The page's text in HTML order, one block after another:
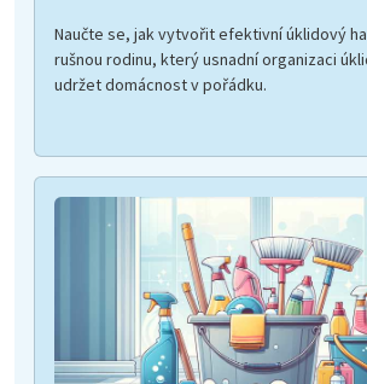
Naučte se, jak vytvořit efektivní úklidový
rušnou rodinu, který usnadní organizaci
udržet domácnost v pořádku.